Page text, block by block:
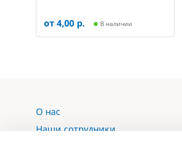
от 4,00 р. В наличии
О нас
Наши сотрудники